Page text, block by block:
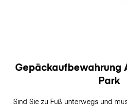
Gepäckaufbewahrung
Park
Sind Sie zu Fuß unterwegs und